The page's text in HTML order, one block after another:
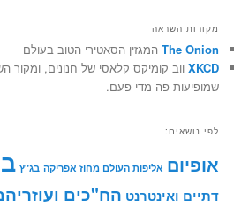
מקורות השראה
The Onion המגזין הסאטירי הטוב בעולם
XKCD ווב קומיקס קלאסי של חנונים, ומקור
שמופיעות פה מדי פעם.
לפי נושאים:
אופיום אליפות העולם מחוז אפריקה בג"ץ
דתיים ואינטרנט הח"כים